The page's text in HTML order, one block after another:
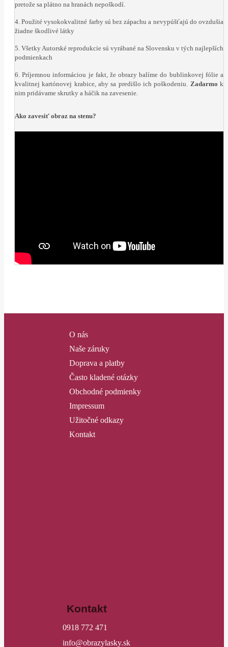
pretože sa plátno na hranách nepoškodí.
4. Použité vysokokvalitné farby sú bez zápachu a nevypúšťajú do ovzdušia
žiadne škodlivé látky
5. Všetky Autorské reprodukcie sú vyrábané na Slovensku v tých najlepších
podmienkach
6. Príjemnou informáciou je fakt, že obrazy balíme do bublinkovej fólie a
kvalitnej kartónovej krabice, aby sa predišlo ich poškodeniu. Zadarmok
nim pridávame skrutky a háčik na zavesenie.
Ako zavesiť obraz na stenu?
O nás
Naše záruky
Doprava a platby
Často kladené otázky
Obchodné podmienky
Impressum
Užitočné odkazy
Kontakt
Kontakt
0918 772 471
info@obrazylasky.sk